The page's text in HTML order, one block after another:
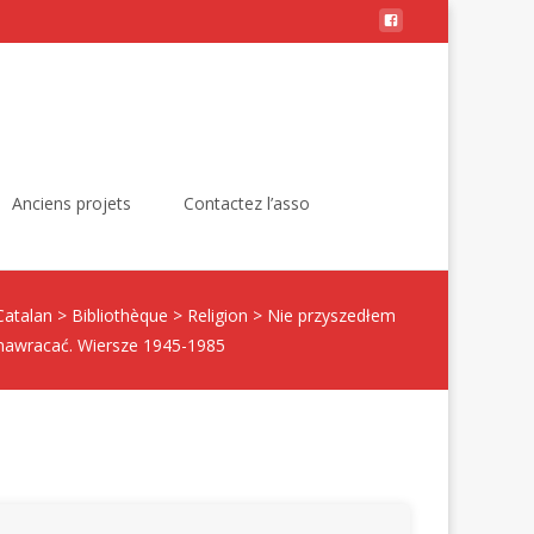
Anciens projets Contactez l’asso
> Bibliothèque > Religion > Nie przyszedłem
Wiersze 1945-1985